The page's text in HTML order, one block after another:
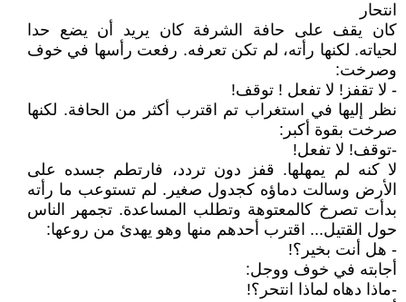
انتحار
كان يقف على حافة الشرفة كان يريد أن يضع حدا
لحياته. لكنها رأته، لم تكن تعرفه. رفعت رأسها في خوف
وصرخت:
- لا تقفز! لا تفعل ! توقف!
نظر إليها في استغراب تم اقترب أكثر من الحافة. لكنها
صرخت بقوة أكبر:
-توقف! لا تفعل!
لا كنه لم يمهلها. قفز دون تردد، فارتطم جسده على
الأرض وسالت دماؤه كجدول صغير. لم تستوعب ما رأته
بدأت تصرخ كالمعتوهة وتطلب المساعدة. تجمهر الناس
حول القتيل... اقترب أحدهم منها وهو يهدئ من روعها:
- هل أنت بخير؟!
أجابته في خوف ووجل:
-ماذا دهاه لماذا انتحر؟!